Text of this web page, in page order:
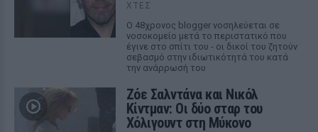
ΧΤΕΣ
Ο 48χρονος blogger νοσηλεύεται σε
νοσοκομείο μετά το περιστατικό που
έγινε στο σπίτι του - οι δικοί του ζητούν
σεβασμό στην ιδιωτικότητά του κατά
την ανάρρωσή του
Ζόε Σαλντάνα και Νικόλ
Κίντμαν: Οι δύο σταρ του
Χόλιγουντ στη Μύκονο